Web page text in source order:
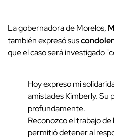
La gobernadora de Morelos,
también expresó sus
que el caso será investigado
Hoy expreso mi
amistades Kimberly. Su
profundamente.
Reconozco el trabajo de
permitió detener al